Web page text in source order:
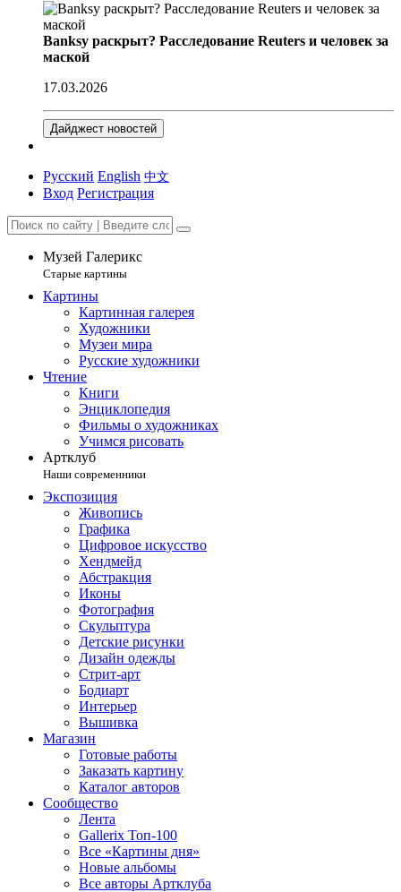
Banksy раскрыт? Расследование Reuters и человек за
маской
17.03.2026
Дайджест новостей
Русский English 中文
Вход Регистрация
Музей Галерикс
Старые картины
Картины
Картинная галерея
Художники
Музеи мира
Русские художники
Чтение
Книги
Энциклопедия
Фильмы о художниках
Учимся рисовать
Артклуб
Наши современники
Экспозиция
Живопись
Графика
Цифровое искусство
Хендмейд
Абстракция
Иконы
Фотография
Скульптура
Детские рисунки
Дизайн одежды
Стрит-арт
Бодиарт
Интерьер
Вышивка
Магазин
Готовые работы
Заказать картину
Каталог авторов
Сообщество
Лента
Gallerix Топ-100
Все «Картины дня»
Новые альбомы
Все авторы Артклуба